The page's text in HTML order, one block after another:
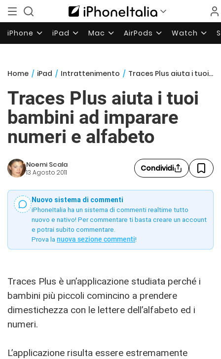
iPhone iPad Mac AirPods Watch
Home / iPad / Intrattenimento / Traces Plus aiuta i tuoi bambini ad imparare numeri e alfabeto
Traces Plus aiuta i tuoi
bambini ad imparare
numeri e alfabeto
Noemi Scala
13 Agosto 2011 Condividi
Nuovo sistema di commenti
iPhoneItalia ha un sistema di commenti realtime tutto
nuovo e nativo! Per commentare ti basta creare un account
e potrai subito commentare.
Prova la nuova sezione commenti!
Traces Plus è un’applicazione studiata perché i
bambini più piccoli comincino a prendere
dimestichezza con le lettere dell’alfabeto ed i
numeri.
L’applicazione risulta essere estremamente